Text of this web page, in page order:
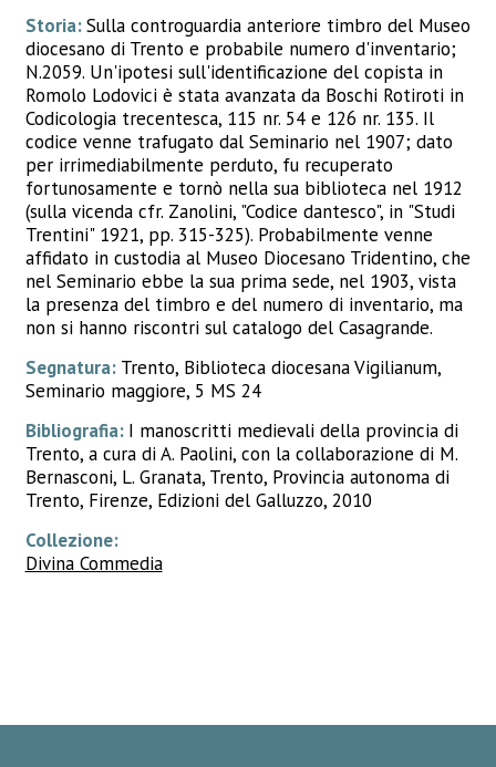
Storia:Sulla controguardia anteriore timbro del Museo
diocesano di Trento e probabile numero d'inventario;
N.2059. Un'ipotesi sull'identificazione del copista in
Romolo Lodovici è stata avanzata da Boschi Rotiroti in
Codicologia trecentesca, 115 nr. 54 e 126 nr. 135. Il
codice venne trafugato dal Seminario nel 1907; dato
per irrimediabilmente perduto, fu recuperato
fortunosamente e tornò nella sua biblioteca nel 1912
(sulla vicenda cfr. Zanolini, "Codice dantesco", in "Studi
Trentini" 1921, pp. 315-325). Probabilmente venne
affidato in custodia al Museo Diocesano Tridentino, che
nel Seminario ebbe la sua prima sede, nel 1903, vista
la presenza del timbro e del numero di inventario, ma
non si hanno riscontri sul catalogo del Casagrande.
Segnatura: Trento, Biblioteca diocesana Vigilianum,
Seminario maggiore, 5 MS 24
Bibliografia: I manoscritti medievali della provincia di
Trento, a cura di A. Paolini, con la collaborazione di M.
Bernasconi, L. Granata, Trento, Provincia autonoma di
Trento, Firenze, Edizioni del Galluzzo, 2010
Collezione:
Divina Commedia